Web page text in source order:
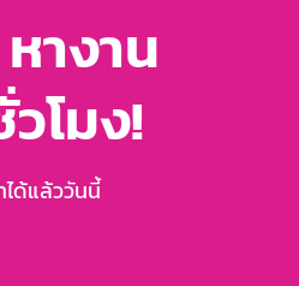
างาน
โมง!
ได้แล้ววันนี้